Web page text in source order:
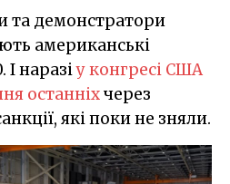
та демонстратори
американські
І наразіу конгресі США
останніхчерез
які поки не зняли.